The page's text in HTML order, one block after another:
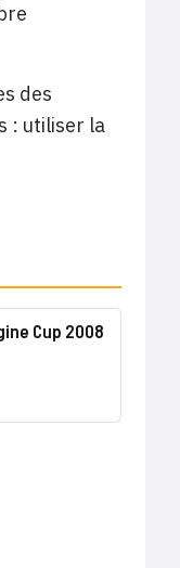
des
: utiliser la
Cup 2008